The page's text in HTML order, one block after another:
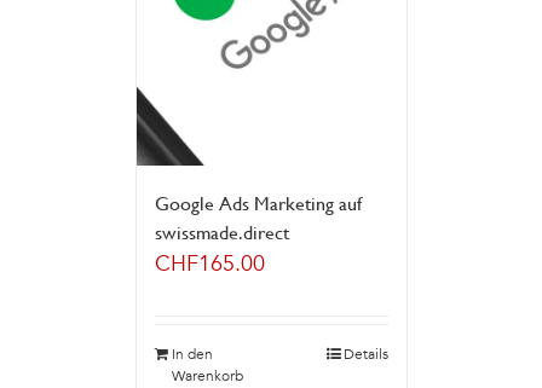
Google Ads Marketing auf
swissmade.direct
CHF165.00
In den
Warenkorb
Details